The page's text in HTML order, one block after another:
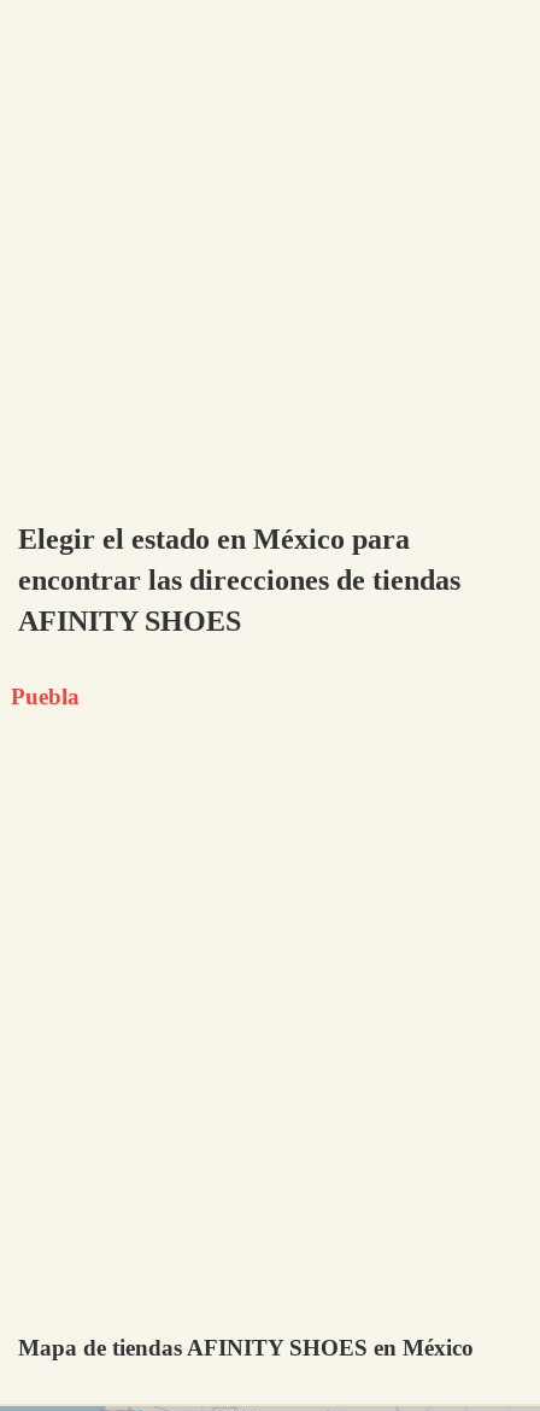
Elegir el estado en México para
encontrar las direcciones de tiendas
AFINITY SHOES
Puebla
Mapa de tiendas AFINITY SHOES en México